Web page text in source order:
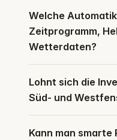
Welche
Zeitprogramm,
Wetterdaten?
Lohnt sich die
Süd- und
Kann man smarte